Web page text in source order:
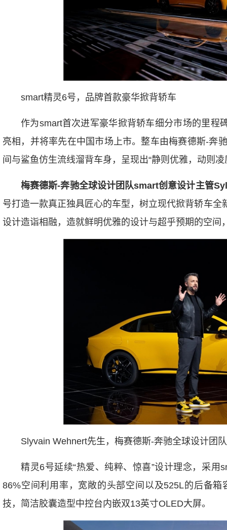
smart精灵6号，品牌首款豪华掀背轿车
作为smart首次进军豪华掀背轿车细分市场的里程
亮相，并将率先在中国市场上市。整车由梅赛德斯-奔
间与鲨鱼仿生流线溜背车身，呈现出“静则优雅，动则凌
梅赛德斯-奔驰全球设计团队smart创意设计主管
号打造一款真正独具匠心的车型，树立现代掀背轿车
设计造诣相融，造就鲜明优雅的设计与超乎预期的空间
Slyvain Wehnert先生，梅赛德斯-奔驰全球设计团
精灵6号延续“热爱、纯粹、惊喜”设计理念，采
86%空间利用率，宽敞的头部空间以及525L的后备
技，简洁胶囊造型中控台内嵌双13英寸OLED大屏。